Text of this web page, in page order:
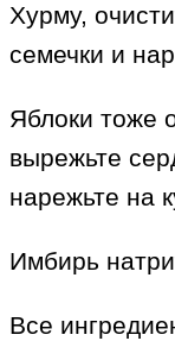
Хурму,
семечки и
Яблоки тоже
вырежьте
нарежьте на
Имбирь
Все